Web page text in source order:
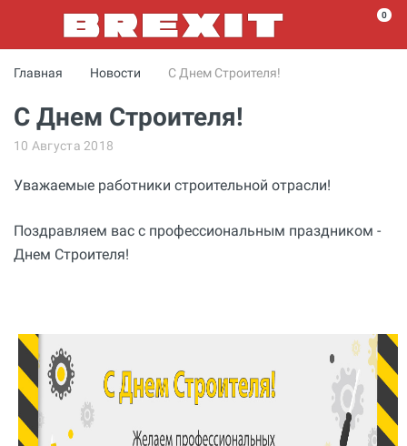
0
Главная Новости С Днем Строителя!
С Днем Строителя!
10 Августа 2018
Уважаемые работники строительной отрасли!
Поздравляем вас с профессиональным праздником -
Днем Строителя!